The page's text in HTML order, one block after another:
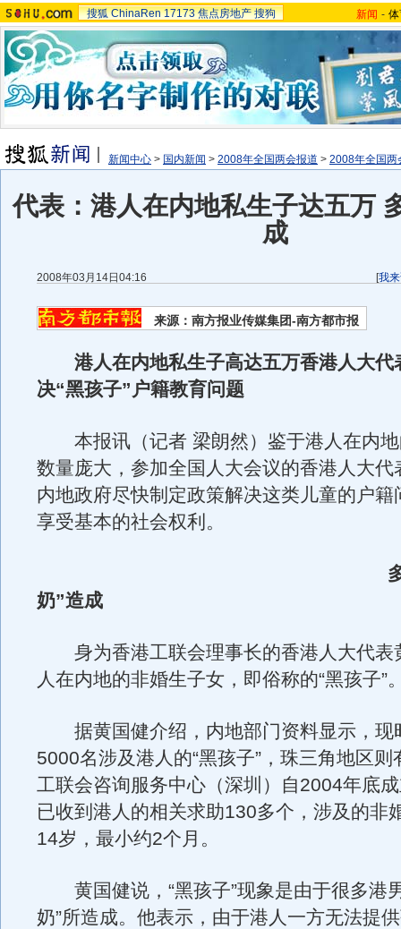
搜狐 ChinaRen 17173 焦点房地产 搜狗 新闻 -
新闻中心 > 国内新闻 > 2008年全国两会报道 > 2008年全国两
代表：港人在内地私生子达五万
成
2008年03月14日04:16 [我
来源：南方报业传媒集团-南方都市报
港人在内地私生子高达五万香港人大代
决“黑孩子”户籍教育问题
本报讯（记者 梁朗然）鉴于港人在内地
数量庞大，参加全国人大会议的香港人大代
内地政府尽快制定政策解决这类儿童的户籍
享受基本的社会权利。
奶”造成
身为香港工联会理事长的香港人大代表
人在内地的非婚生子女，即俗称的“黑孩子”
据黄国健介绍，内地部门资料显示，现
5000名涉及港人的“黑孩子”，珠三角地区则
工联会咨询服务中心（深圳）自2004年底
已收到港人的相关求助130多个，涉及的非
14岁，最小约2个月。
黄国健说，“黑孩子”现象是由于很多港
奶”所造成。他表示，由于港人一方无法提